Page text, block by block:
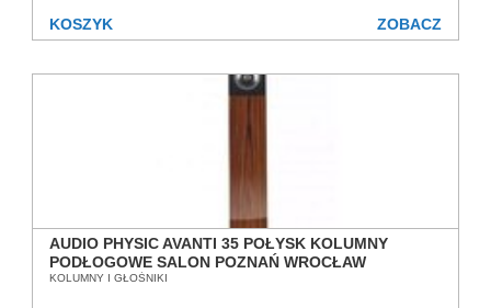
KOSZYK ZOBACZ
AUDIO PHYSIC AVANTI 35 POŁYSK KOLUMNY
PODŁOGOWE SALON POZNAŃ WROCŁAW
KOLUMNY I GŁOŚNIKI